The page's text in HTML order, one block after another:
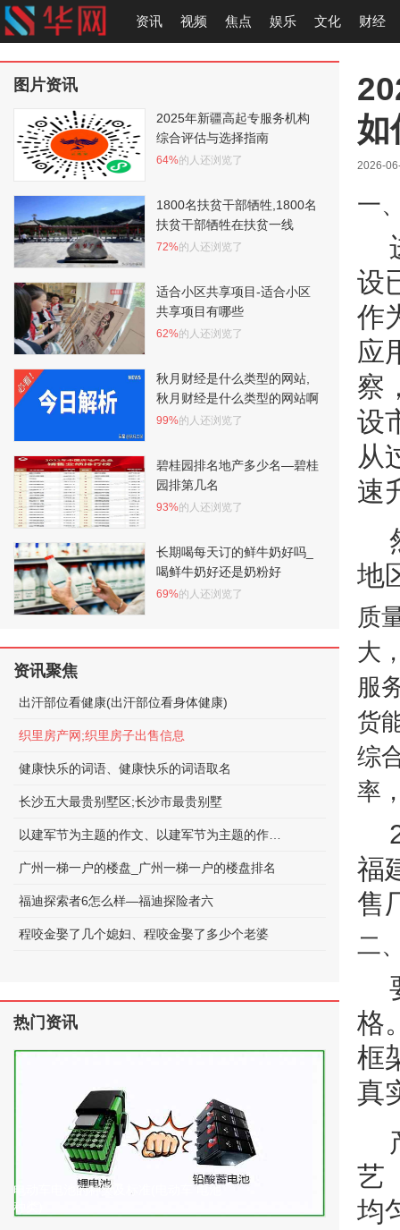
资讯 视频 焦点 娱乐 文化 财经
如
2026-
一
设
作
应
察
设
从
速
地
质
大
服
货
综
率
福
售
二
格
框
真
艺
均
图片资讯
2025年新疆高起专服务机构
综合评估与选择指南
64%的人还浏览了
1800名扶贫干部牺牲,1800名
扶贫干部牺牲在扶贫一线
72%的人还浏览了
适合小区共享项目-适合小区
共享项目有哪些
62%的人还浏览了
秋月财经是什么类型的网站,
秋月财经是什么类型的网站啊
99%的人还浏览了
碧桂园排名地产多少名—碧桂
园排第几名
93%的人还浏览了
长期喝每天订的鲜牛奶好吗_
喝鲜牛奶好还是奶粉好
69%的人还浏览了
资讯聚焦
出汗部位看健康(出汗部位看身体健康)
织里房产网;织里房子出售信息
健康快乐的词语、健康快乐的词语取名
长沙五大最贵别墅区;长沙市最贵别墅
广州一梯一户的楼盘_广州一梯一户的楼盘排名
福迪探索者6怎么样—福迪探险者六
程咬金娶了几个媳妇、程咬金娶了多少个老婆
热门资讯
电动车电池的种类及标准(电动车 电池
种类)